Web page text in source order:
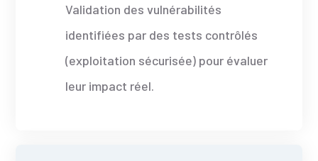
Validation des vulnérabilités
identifiées par des tests contrôlés
(exploitation sécurisée) pour évaluer
leur impact réel.